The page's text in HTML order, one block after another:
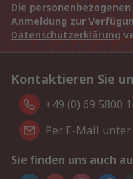
Die
Anmeldung zur
Datenschutzerklärung
Kontaktieren Sie
+49 (0) 69 5800
Per E-Mail
Sie finden uns auch